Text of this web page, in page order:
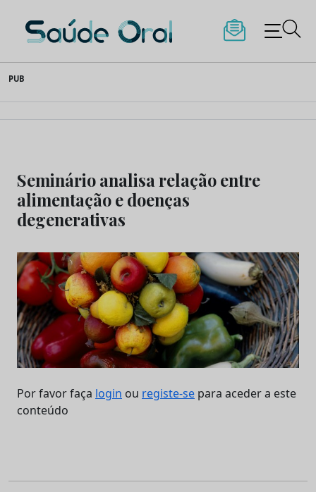
to
content
Saúde Oral
PUB
Seminário analisa relação entre
alimentação e doenças
degenerativas
Por favor faça login ou registe-se para aceder a este
conteúdo